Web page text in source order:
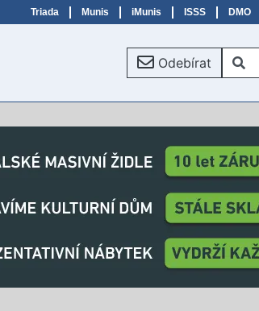
Triada Munis iMunis ISSS DMO
Odebírat